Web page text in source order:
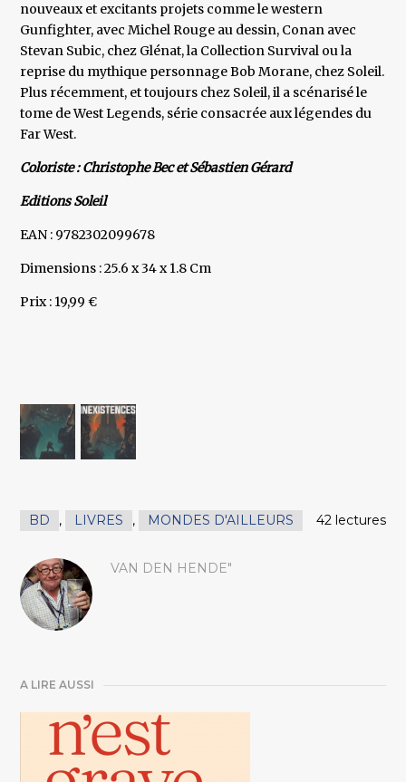
nouveaux et excitants projets comme le western
Gunfighter, avec Michel Rouge au dessin, Conan avec
Stevan Subic, chez Glénat, la Collection Survival ou la
reprise du mythique personnage Bob Morane, chez Soleil.
Plus récemment, et toujours chez Soleil, il a scénarisé le
tome de West Legends, série consacrée aux légendes du
Far West.
Coloriste : Christophe Bec et Sébastien Gérard
Editions Soleil
EAN : 9782302099678
Dimensions : 25.6 x 34 x 1.8 Cm
Prix : 19,99 €
BD , LIVRES , MONDES D'AILLEURS 42 lectures
VAN DEN HENDE"
A LIRE AUSSI